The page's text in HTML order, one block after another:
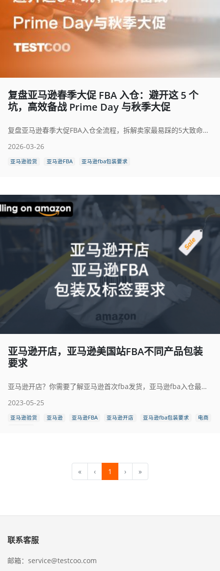
复盘亚马逊春季大促 FBA 入仓：避开这 5 个
坑，高效备战 Prime Day 与秋季大促
复盘亚马逊春季大促FBA入仓全流程，拆解卖家最易踩的5大致命坑，结合实操案例与行业真相，给出具体避坑策略。助力亚马逊卖家规避入仓延误、货物拒收、合规处罚等风险，高效备战夏季与秋季大促，优化供应链管理，守住盈利底线。
2026-03-26
亚马逊验货 亚马逊FBA 亚马逊fba包装要求
亚马逊开店，亚马逊美国站FBA不同产品包装
要求
亚马逊开店？你需要了解亚马逊首次fba发货，亚马逊fba入仓最新包装要求，亚马逊fba发货包装注意事项，如何包装发到亚马逊fba的箱子，亚马逊fba对包装盒的要求，美国亚马逊fba入仓包装要求，亚马逊fba包装标签。
2023-05-25
亚马逊验货 亚马逊 亚马逊FBA 亚马逊开店 亚马逊fba包装要求
电商
« ‹ 1 › »
联系客服
邮箱：service@testcoo.com